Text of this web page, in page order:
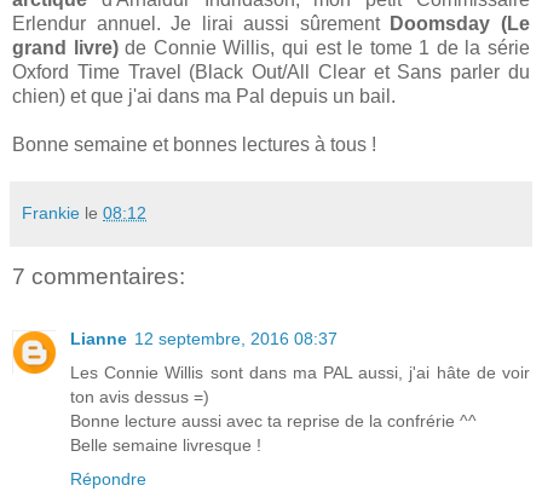
Erlendur annuel. Je lirai aussi sûrement Doomsday (Le
grand livre)de Connie Willis, qui est le tome 1 de la série
Oxford Time Travel (Black Out/All Clear et Sans parler du
chien) et que j'ai dans ma Pal depuis un bail.
Bonne semaine et bonnes lectures à tous !
Frankie le 08:12
7 commentaires:
Lianne 12 septembre, 2016 08:37
Les Connie Willis sont dans ma PAL aussi, j'ai hâte de voir
ton avis dessus =)
Bonne lecture aussi avec ta reprise de la confrérie ^^
Belle semaine livresque !
Répondre